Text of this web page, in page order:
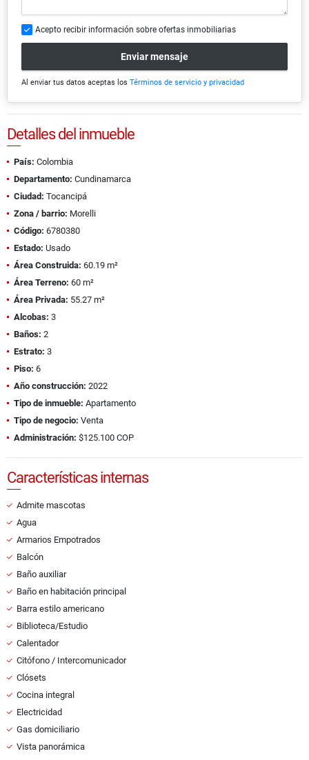
Acepto recibir información sobre ofertas inmobiliarias
Enviar mensaje
Al enviar tus datos aceptas los Términos de servicio y privacidad
Detalles del inmueble
País: Colombia
Departamento: Cundinamarca
Ciudad: Tocancipá
Zona / barrio: Morelli
Código: 6780380
Estado: Usado
Área Construida: 60.19 m²
Área Terreno: 60 m²
Área Privada: 55.27 m²
Alcobas: 3
Baños: 2
Estrato: 3
Piso: 6
Año construcción: 2022
Tipo de inmueble: Apartamento
Tipo de negocio: Venta
Administración: $125.100 COP
Características internas
Admite mascotas
Agua
Armarios Empotrados
Balcón
Baño auxiliar
Baño en habitación principal
Barra estilo americano
Biblioteca/Estudio
Calentador
Citófono / Intercomunicador
Clósets
Cocina integral
Electricidad
Gas domiciliario
Vista panorámica